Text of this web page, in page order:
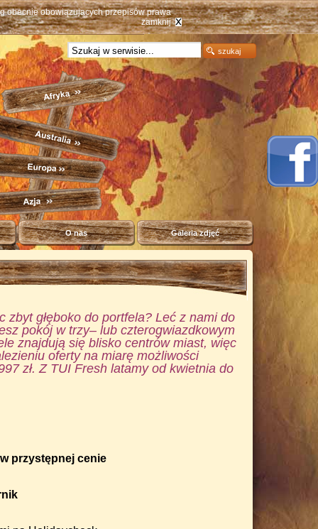
obecnie obowiązujących przepisów prawa
zamknij
O nas Galeria zdjęć
głęboko do portfela? Leć z nami do
pokój w trzy– lub czterogwiazdkowym
znajdują się blisko centrów miast, więc
oferty na miarę możliwości
zł. Z TUI Fresh latamy od kwietnia do
przystępnej cenie